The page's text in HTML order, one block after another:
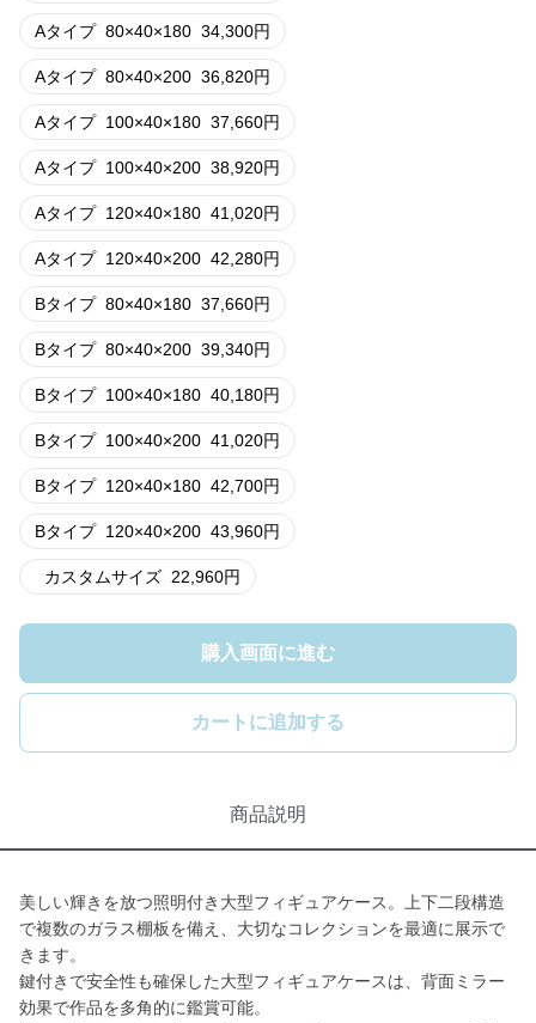
Aタイプ 80×40×180 34,300円
Aタイプ 80×40×200 36,820円
Aタイプ 100×40×180 37,660円
Aタイプ 100×40×200 38,920円
Aタイプ 120×40×180 41,020円
Aタイプ 120×40×200 42,280円
Bタイプ 80×40×180 37,660円
Bタイプ 80×40×200 39,340円
Bタイプ 100×40×180 40,180円
Bタイプ 100×40×200 41,020円
Bタイプ 120×40×180 42,700円
Bタイプ 120×40×200 43,960円
カスタムサイズ 22,960円
購入画面に進む
カートに追加する
商品説明
美しい輝きを放つ照明付き大型フィギュアケース。上下二段構造
で複数のガラス棚板を備え、大切なコレクションを最適に展示で
きます。
鍵付きで安全性も確保した大型フィギュアケースは、背面ミラー
効果で作品を多角的に鑑賞可能。